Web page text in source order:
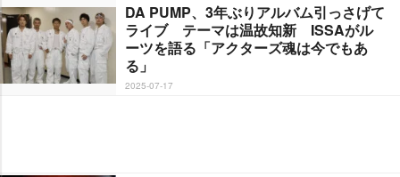
DA PUMP、3年ぶりアルバム引っさげて
ライブ テーマは温故知新 ISSAがル
ーツを語る「アクターズ魂は今でもあ
る」
2025-07-17